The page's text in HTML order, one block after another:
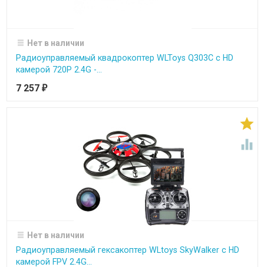
Нет в наличии
Радиоуправляемый квадрокоптер WLToys Q303C с HD
камерой 720P 2.4G -...
7 257 ₽


Нет в наличии
Радиоуправляемый гексакоптер WLtoys SkyWalker с HD
камерой FPV 2.4G...